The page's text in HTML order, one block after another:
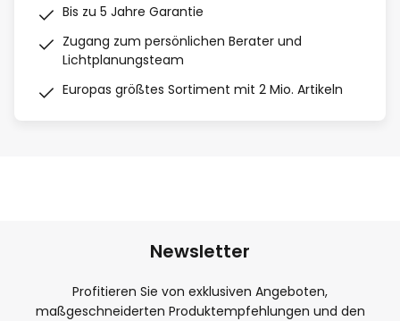
Bis zu 5 Jahre Garantie
Zugang zum persönlichen Berater und
Lichtplanungsteam
Europas größtes Sortiment mit 2 Mio. Artikeln
Newsletter
Profitieren Sie von exklusiven Angeboten,
maßgeschneiderten Produktempfehlungen und den